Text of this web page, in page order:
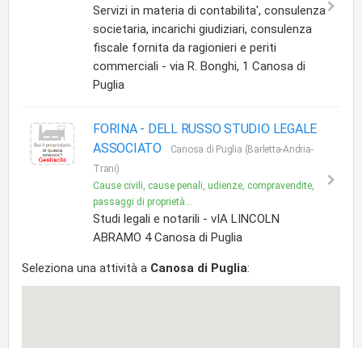
Servizi in materia di contabilita', consulenza
societaria, incarichi giudiziari, consulenza
fiscale fornita da ragionieri e periti
commerciali - via R. Bonghi, 1 Canosa di
Puglia
FORINA - DELL RUSSO STUDIO LEGALE
ASSOCIATO
Canosa di Puglia (Barletta-Andria-
Trani)
Cause civili, cause penali, udienze, compravendite,
passaggi di proprietà...
Studi legali e notarili - vIA LINCOLN
ABRAMO 4 Canosa di Puglia
Seleziona una attività a Canosa di Puglia: